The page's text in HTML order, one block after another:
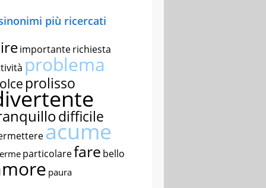
più ricercati
importanterichiesta
problema
prolisso
difficile
acume
particolarefare bello
paura